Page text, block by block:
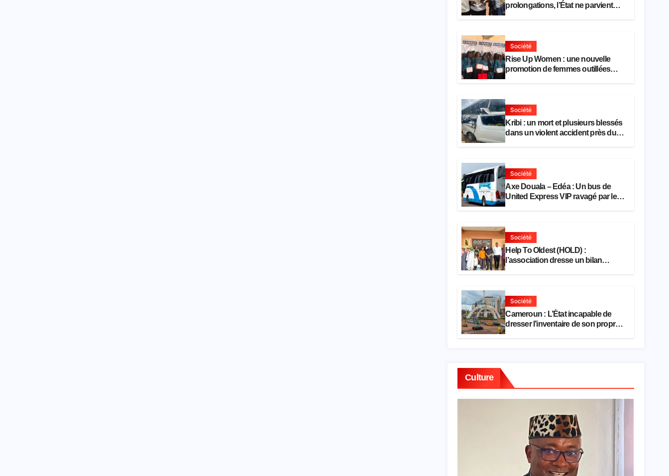
prolongations, l’État ne parvient
Société
Rise Up Women : une nouvelle
promotion de femmes outillées
Société
Kribi : un mort et plusieurs blessés
dans un violent accident près du
Société
Axe Douala – Edéa : Un bus de
United Express VIP ravagé par les
Société
Help To Oldest (HOLD) :
l’association dresse un bilan
Société
Cameroun : L’État incapable de
dresser l’inventaire de son propre
Culture